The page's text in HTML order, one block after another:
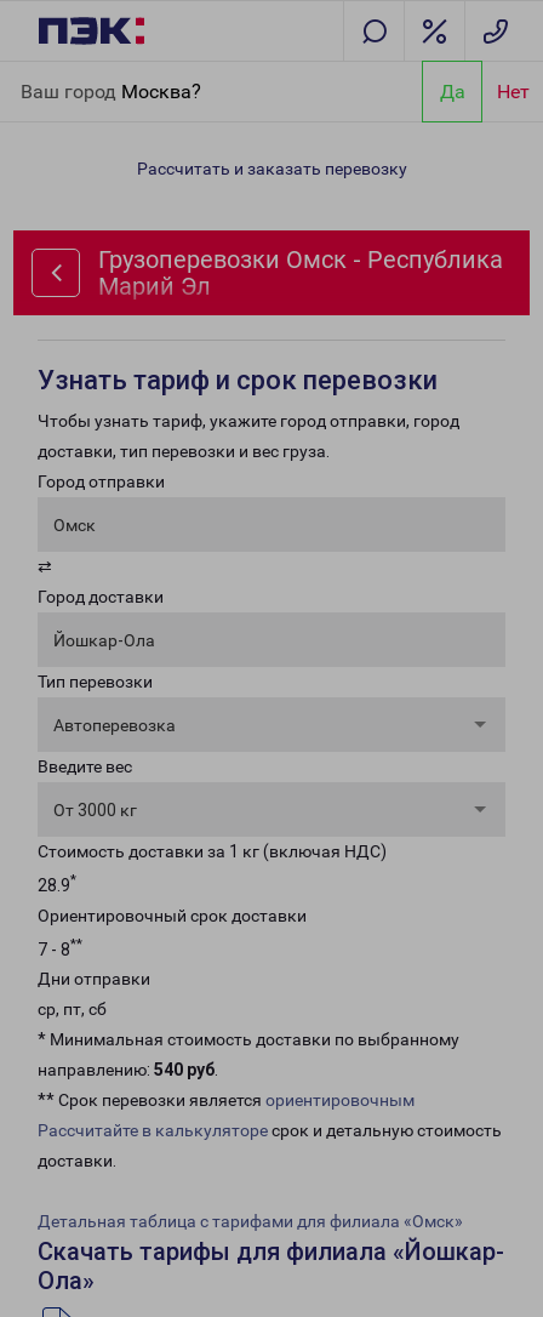
Ваш город Москва? Да Нет
Марий Эл
Рассчитать и заказать перевозку
Грузоперевозки Омск - Республика
Марий Эл
Узнать тариф и срок перевозки
Чтобы узнать тариф, укажите город отправки, город
доставки, тип перевозки и вес груза.
Город отправки
Омск
⇄
Город доставки
Йошкар-Ола
Тип перевозки
Автоперевозка
Введите вес
От 3000 кг
Стоимость доставки за 1 кг (включая НДС)
28.9*
Ориентировочный срок доставки
7 - 8**
Дни отправки
ср, пт, сб
* Минимальная стоимость доставки по выбранному
направлению: 540 руб.
** Срок перевозки является ориентировочным
Рассчитайте в калькуляторесрок и детальную стоимость
доставки.
Детальная таблица с тарифами для филиала «Омск»
Скачать тарифы для филиала «Йошкар-
Ола»